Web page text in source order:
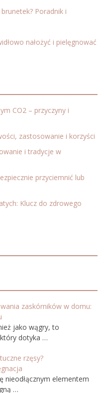
Poradnik i
nałożyć i pielęgnować
CO2 – przyczyny i
zastosowanie i korzyści
i tradycje w
przyciemnić lub
Klucz do zdrowego
zaskórników w domu:
jako wągry, to
dotyka …
rzęsy?
nieodłącznym elementem
…